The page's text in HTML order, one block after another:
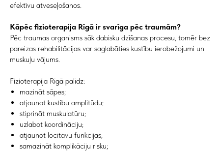
efektīvu atveseļošanos.
Kāpēc fizioterapija Rīgā ir svarīga pēc traumām?
Pēc traumas organisms sāk dabisku dzīšanas procesu, tomēr bez
pareizas rehabilitācijas var saglabāties kustību ierobežojumi un
muskuļu vājums.
Fizioterapija Rīgā palīdz:
mazināt sāpes;
atjaunot kustību amplitūdu;
stiprināt muskulatūru;
uzlabot koordināciju;
atjaunot locītavu funkcijas;
samazināt komplikāciju risku;